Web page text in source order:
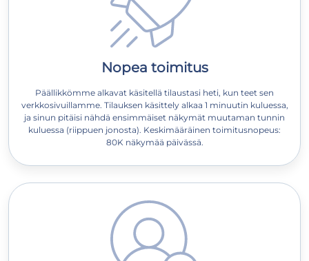
Nopea toimitus
Päällikkömme alkavat käsitellä tilaustasi heti, kun teet sen
verkkosivuillamme. Tilauksen käsittely alkaa 1 minuutin kuluessa,
ja sinun pitäisi nähdä ensimmäiset näkymät muutaman tunnin
kuluessa (riippuen jonosta). Keskimääräinen toimitusnopeus:
80K näkymää päivässä.